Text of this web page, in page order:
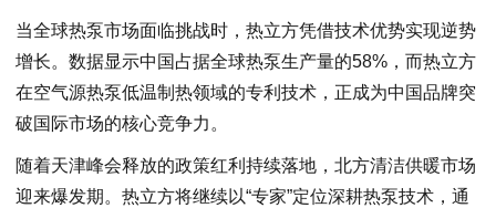
当全球热泵市场面临挑战时，热立方凭借技术优势实现逆势
增长。数据显示中国占据全球热泵生产量的58%，而热立方
在空气源热泵低温制热领域的专利技术，正成为中国品牌突
破国际市场的核心竞争力。
随着天津峰会释放的政策红利持续落地，北方清洁供暖市场
迎来爆发期。热立方将继续以“专家”定位深耕热泵技术，通